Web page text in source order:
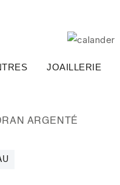
JOAILLERIE
ARGENTÉ